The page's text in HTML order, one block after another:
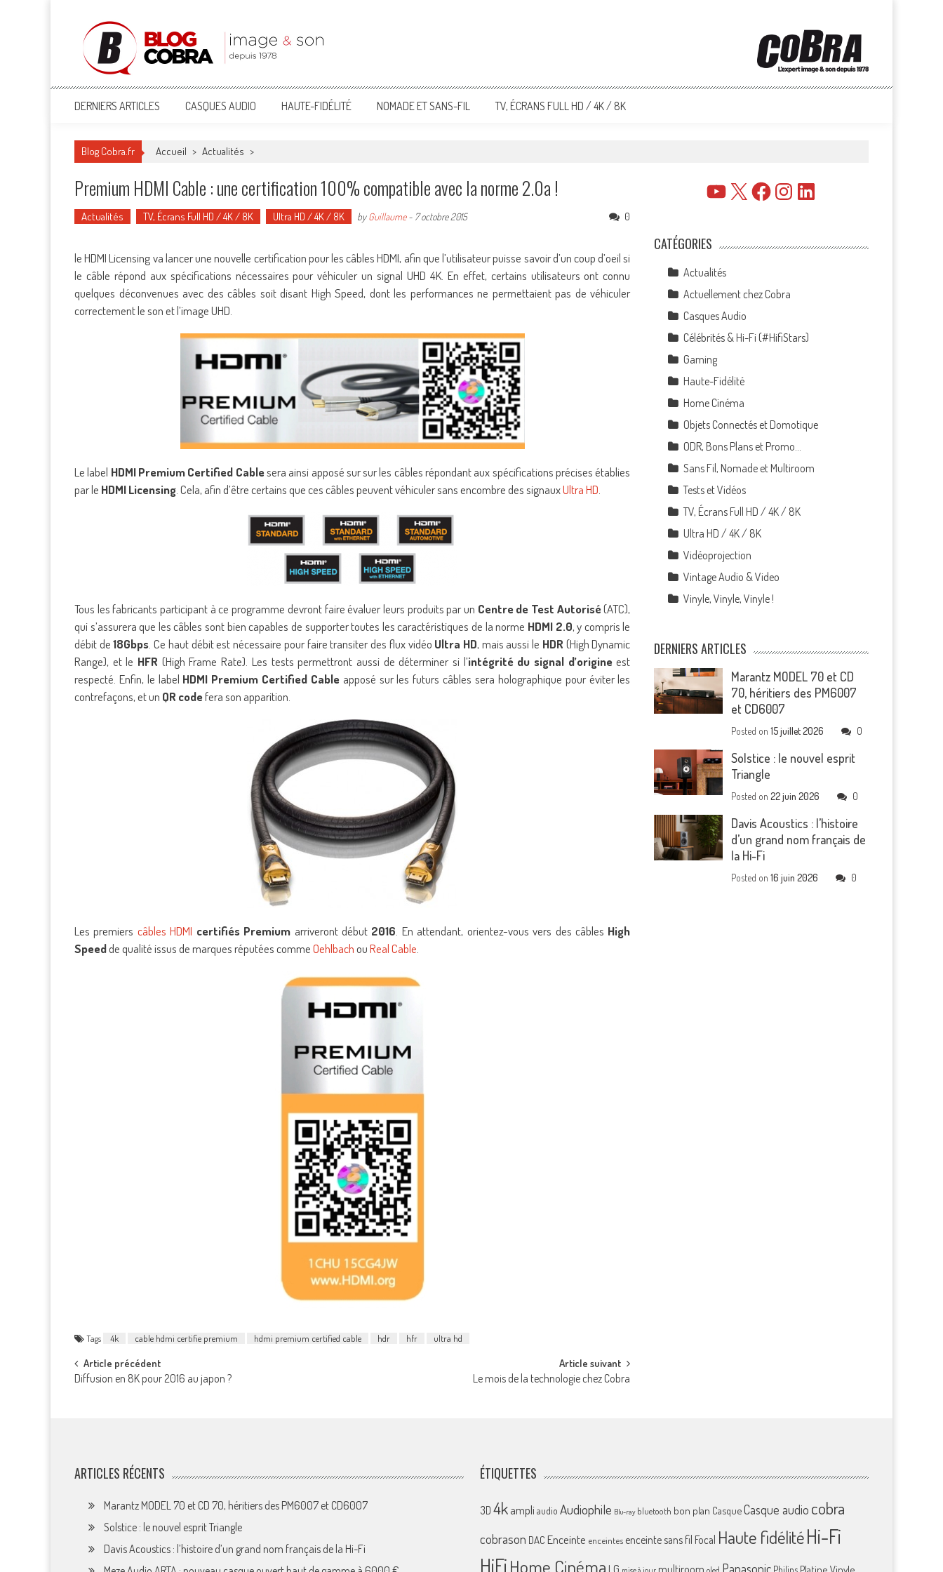
Blog Cobra
Toute l'actu Image & Son !
DERNIERS ARTICLES CASQUES AUDIO HAUTE-FIDÉLITÉ NOMADE ET SANS-FIL TV, ÉCRANS FULL HD / 4K / 8K
Blog Cobra.fr Accueil > Actualités >
Premium HDMI Cable : une certification 100% compatible avec la norme 2.0a !
Actualités TV, Écrans Full HD / 4K / 8K Ultra HD / 4K / 8K byGuillaume- 7 octobre 2015 0
le HDMI Licensing va lancer une nouvelle certification pour les câbles HDMI, afin que l’utilisateur puisse savoir d’un coup d’oeil si
le câble répond aux spécifications nécessaires pour véhiculer un signal UHD 4K. En effet, certains utilisateurs ont connu
quelques déconvenues avec des câbles soit disant High Speed, dont les performances ne permettaient pas de véhiculer
correctement le son et l’image UHD.
Le label HDMI Premium Certified Cablesera ainsi apposé sur sur les câbles répondant aux spécifications précises établies
par le HDMI Licensing. Cela, afin d’être certains que ces câbles peuvent véhiculer sans encombre des signauxUltra HD.
Tous les fabricants participant à ce programme devront faire évaluer leurs produits par un Centre de Test Autorisé(ATC),
qui s’assurera que les câbles sont bien capables de supporter toutes les caractéristiques de la norme HDMI 2.0, y compris le
débit de18Gbps. Ce haut débit est nécessaire pour faire transiter des flux vidéo Ultra HD, mais aussi le HDR (High Dynamic
Range), et le HFR (High Frame Rate). Les tests permettront aussi de déterminer si l’intégrité du signal d’origineest
respecté. Enfin, le label HDMI Premium Certified Cableapposé sur les futurs câbles sera holographique pour éviter les
contrefaçons, et un QR codefera son apparition.
Les premiers câbles HDMI certifiés Premium arriveront début 2016. En attendant, orientez-vous vers des câbles High
Speedde qualité issus de marques réputées commeOehlbachouReal Cable.
Tags 4k cable hdmi certifie premium hdmi premium certified cable hdr hfr ultra hd
Post
Article précédent
Diffusion en 8K pour 2016 au japon ?
Article suivant
Le mois de la technologie chez Cobra
YouTube
X FacebookInstagramLinkedIn
CATÉGORIES
Actualités
Actuellement chez Cobra
Casques Audio
Célébrités & Hi-Fi (#HifiStars)
Gaming
Haute-Fidélité
Home Cinéma
Objets Connectés et Domotique
ODR, Bons Plans et Promo…
Sans Fil, Nomade et Multiroom
Tests et Vidéos
TV, Écrans Full HD / 4K / 8K
Ultra HD / 4K / 8K
Vidéoprojection
Vintage Audio & Video
Vinyle, Vinyle, Vinyle !
DERNIERS ARTICLES
Marantz MODEL 70 et CD
70, héritiers des PM6007
et CD6007
Posted on15 juillet 2026 0
Solstice : le nouvel esprit
Triangle
Posted on22 juin 2026 0
Davis Acoustics : l’histoire
d’un grand nom français de
la Hi-Fi
Posted on16 juin 2026 0
ARTICLES RÉCENTS
Marantz MODEL 70 et CD 70, héritiers des PM6007 et CD6007
Solstice : le nouvel esprit Triangle
Davis Acoustics : l’histoire d’un grand nom français de la Hi-Fi
ÉTIQUETTES
3D 4k ampliaudio Audiophile Blu-ray bluetooth bon plan CasqueCasque audio cobra
cobrason DAC Enceinte enceintes enceinte sans fil Focal Haute fidélitéHi-Fi
HiFiHome Cinéma Panasonic